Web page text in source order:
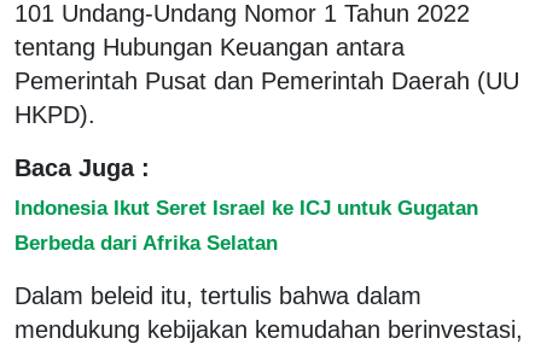
101 Undang-Undang Nomor 1 Tahun 2022
tentang Hubungan Keuangan antara
Pemerintah Pusat dan Pemerintah Daerah (UU
HKPD).
Baca Juga :
Indonesia Ikut Seret Israel ke ICJ untuk Gugatan
Berbeda dari Afrika Selatan
Dalam beleid itu, tertulis bahwa dalam
mendukung kebijakan kemudahan berinvestasi,